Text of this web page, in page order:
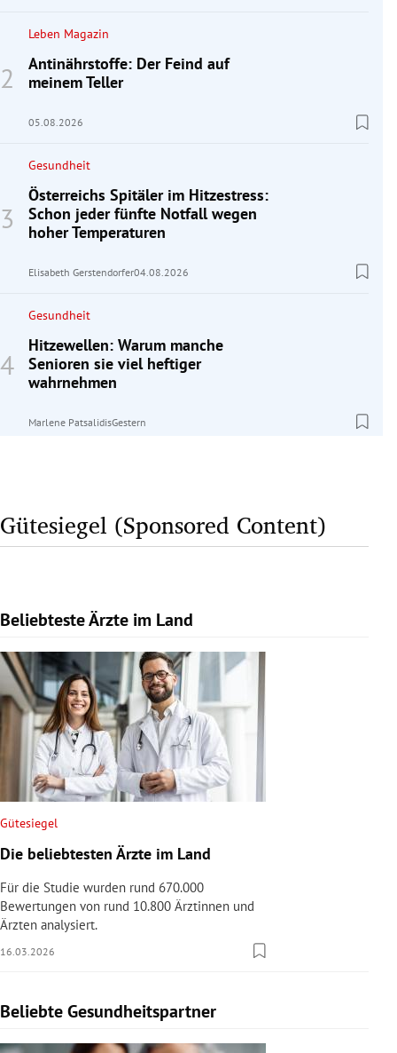
Leben Magazin
Antinährstoffe: Der Feind auf
meinem Teller
05.08.2026
Gesundheit
Österreichs Spitäler im Hitzestress:
Schon jeder fünfte Notfall wegen
hoher Temperaturen
Elisabeth Gerstendorfer04.08.2026
Gesundheit
Hitzewellen: Warum manche
Senioren sie viel heftiger
wahrnehmen
Marlene PatsalidisGestern
Gütesiegel (Sponsored Content)
Beliebteste Ärzte im Land
Slide 1 von 1
Gütesiegel
Die beliebtesten Ärzte im Land
Für die Studie wurden rund 670.000
Bewertungen von rund 10.800 Ärztinnen und
Ärzten analysiert.
16.03.2026
Beliebte Gesundheitspartner
Slide 1 von 1